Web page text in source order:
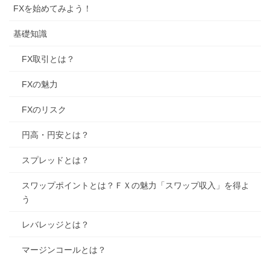
FXを始めてみよう！
基礎知識
FX取引とは？
FXの魅力
FXのリスク
円高・円安とは？
スプレッドとは？
スワップポイントとは？ＦＸの魅力「スワップ収入」を得よ
う
レバレッジとは？
マージンコールとは？